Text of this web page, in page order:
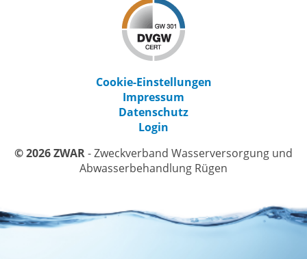
Cookie-Einstellungen
Impressum
Datenschutz
Login
© 2026 ZWAR- Zweckverband Wasserversorgung und
Abwasserbehandlung Rügen